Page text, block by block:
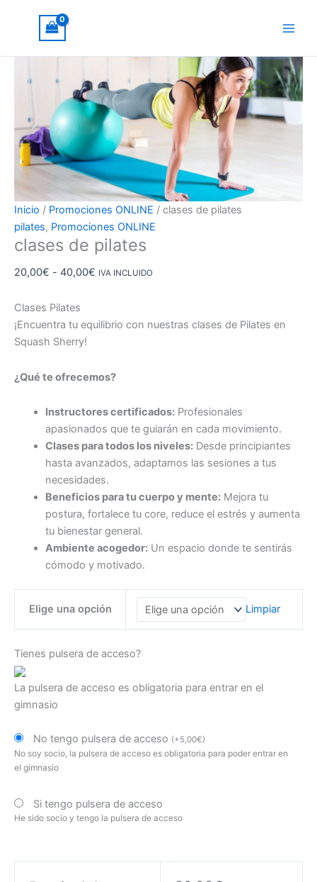
contenido
¡Oferta!
Inicio / Promociones ONLINE / clases de pilates
pilates, Promociones ONLINE
clases de pilates
20,00€ - 40,00€
desde
20,00€
hasta
40,00€
IVA INCLUIDO
Clases Pilates
¡Encuentra tu equilibrio con nuestras clases de Pilates en
Squash Sherry!
¿Qué te ofrecemos?
Instructores certificados:Profesionales
apasionados que te guiarán en cada movimiento.
Clases para todos los niveles:Desde principiantes
hasta avanzados, adaptamos las sesiones a tus
necesidades.
Beneficios para tu cuerpo y mente:Mejora tu
postura, fortalece tu core, reduce el estrés y aumenta
tu bienestar general.
Ambiente acogedor:Un espacio donde te sentirás
cómodo y motivado.
Elige una opción Limpiar
Tienes pulsera de acceso?
La pulsera de acceso es obligatoria para entrar en el
gimnasio
No tengo pulsera de acceso (+5,00€)
No soy socio, la pulsera de acceso es obligatoria para poder entrar en
el gimnasio
Si tengo pulsera de acceso
He sido socio y tengo la pulsera de acceso
pilates
cantidad